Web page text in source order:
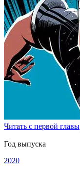
Читать с первой главы
Год выпуска
2020